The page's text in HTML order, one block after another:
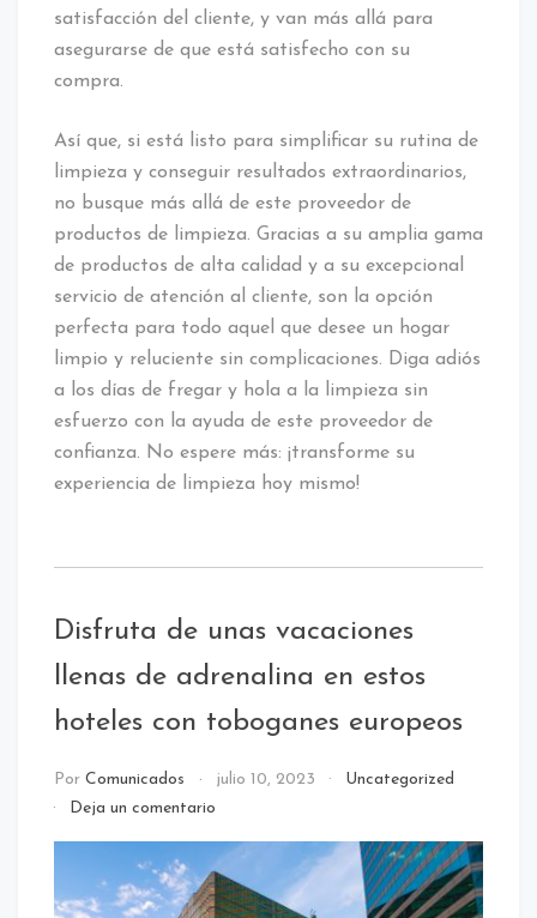
satisfacción del cliente, y van más allá para
asegurarse de que está satisfecho con su
compra.
Así que, si está listo para simplificar su rutina de
limpieza y conseguir resultados extraordinarios,
no busque más allá de este proveedor de
productos de limpieza. Gracias a su amplia gama
de productos de alta calidad y a su excepcional
servicio de atención al cliente, son la opción
perfecta para todo aquel que desee un hogar
limpio y reluciente sin complicaciones. Diga adiós
a los días de fregar y hola a la limpieza sin
esfuerzo con la ayuda de este proveedor de
confianza. No espere más: ¡transforme su
experiencia de limpieza hoy mismo!
Disfruta de unas vacaciones
llenas de adrenalina en estos
hoteles con toboganes europeos
Por Comunicados julio 10, 2023
Uncategorized
Deja un comentarioen
de
unas
vacaciones